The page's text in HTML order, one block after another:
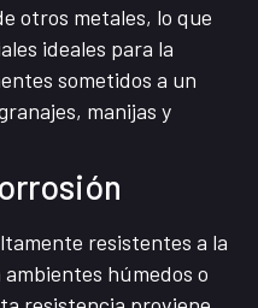
otros metales, lo que
ideales para la
sometidos a un
manijas y
resistentes a la
húmedos o